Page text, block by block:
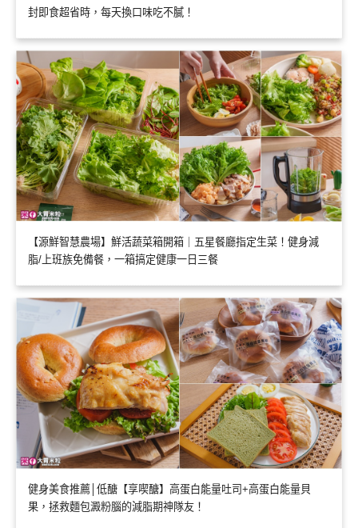
封即食超省時，每天換口味吃不膩！
【源鮮智慧農場】鮮活蔬菜箱開箱｜五星餐廳指定生菜！健身減
脂/上班族免備餐，一箱搞定健康一日三餐
健身美食推薦│低醣【享喫醣】高蛋白能量吐司+高蛋白能量貝
果，拯救麵包澱粉腦的減脂期神隊友！